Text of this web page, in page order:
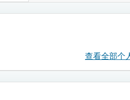
查看全部个